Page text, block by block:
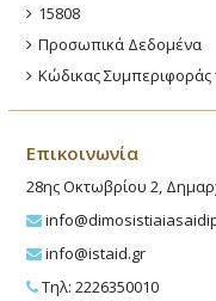
15808
Προσωπικά Δεδομένα
Κώδικας
Επικοινωνία
28ης Οκτωβρίου 2,
info@istaid.gr
Τηλ: 2226350010